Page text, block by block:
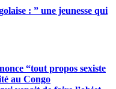
: ” une jeunesse qui
“tout propos sexiste
au Congo